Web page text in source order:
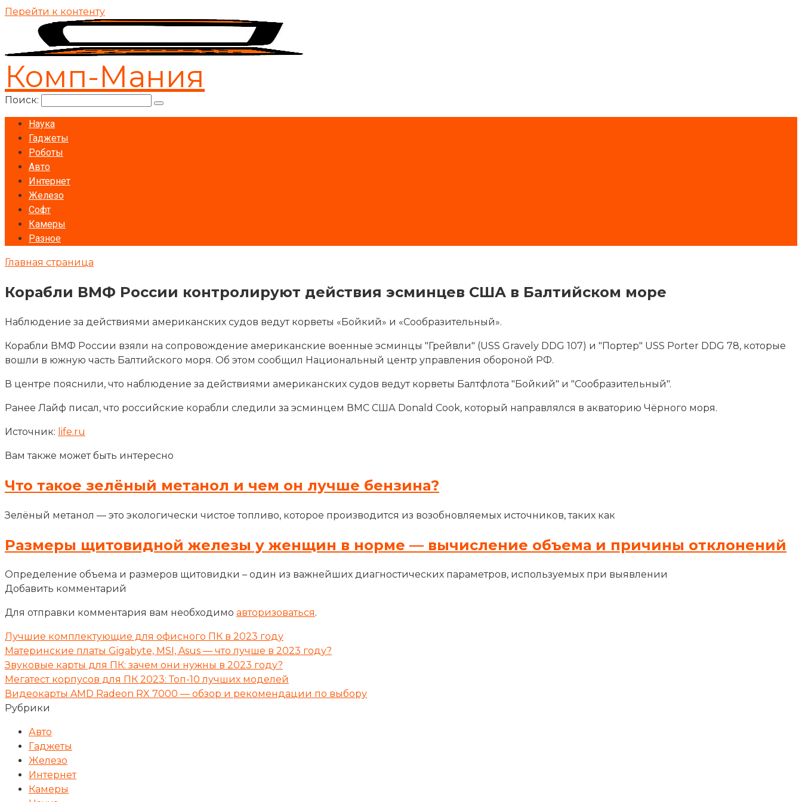
Перейти к контенту
Комп-Мания
Поиск:
Наука
Гаджеты
Роботы
Авто
Интернет
Железо
Софт
Камеры
Разное
Главная страница
Корабли ВМФ России контролируют действия эсминцев США в Балтийском море
Наблюдение за действиями американских судов ведут корветы «Бойкий» и «Сообразительный».
Корабли ВМФ России взяли на сопровождение американские военные эсминцы "Грейвли" (USS Gravely DDG 107) и "Портер" USS Porter DDG 78, которые
вошли в южную часть Балтийского моря. Об этом сообщил Национальный центр управления обороной РФ.
В центре пояснили, что наблюдение за действиями американских судов ведут корветы Балтфлота "Бойкий" и "Сообразительный".
Ранее Лайф писал, что российские корабли следили за эсминцем ВМС США Donald Cook, который направлялся в акваторию Чёрного моря.
Источник: life.ru
Вам также может быть интересно
Что такое зелёный метанол и чем он лучше бензина?
Зелёный метанол — это экологически чистое топливо, которое производится из возобновляемых источников, таких как
Размеры щитовидной железы у женщин в норме — вычисление объема и причины отклонений
Определение объема и размеров щитовидки – один из важнейших диагностических параметров, используемых при выявлении
Добавить комментарий
Для отправки комментария вам необходимо авторизоваться.
Лучшие комплектующие для офисного ПК в 2023 году
Материнские платы Gigabyte, MSI, Asus — что лучше в 2023 году?
Звуковые карты для ПК: зачем они нужны в 2023 году?
Мегатест корпусов для ПК 2023: Топ-10 лучших моделей
Видеокарты AMD Radeon RX 7000 — обзор и рекомендации по выбору
Рубрики
Авто
Гаджеты
Железо
Интернет
Камеры